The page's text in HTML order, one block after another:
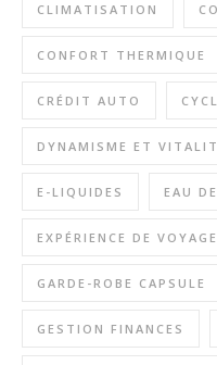
CLIMATISATION
CONFORT THERMIQUE
CRÉDIT AUTO
DYNAMISME ET
E-LIQUIDES EAU
EXPÉRIENCE DE VOYAGE
GARDE-ROBE CAPSULE
GESTION FINANCES